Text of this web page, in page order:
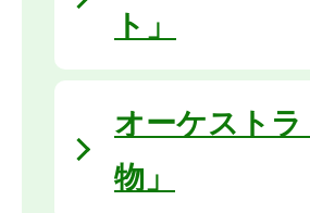
ト」
オーケスト
物」